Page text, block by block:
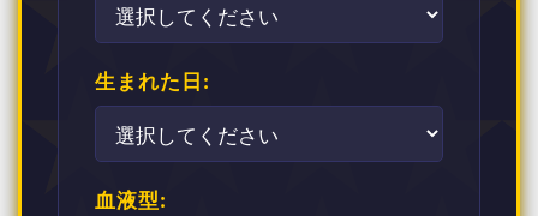
生まれた日:
血液型: